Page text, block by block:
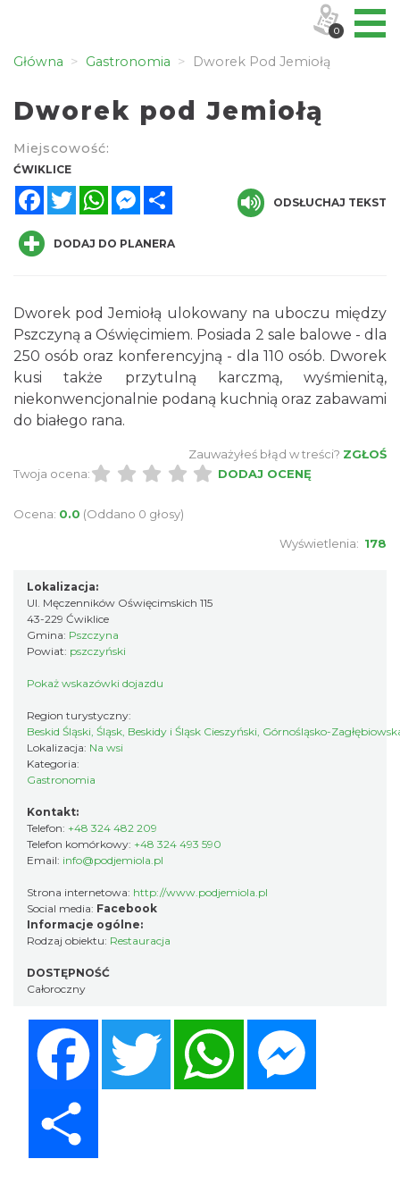
Główna Gastronomia Dworek Pod Jemiołą
Dworek pod Jemiołą
Miejscowość:
ĆWIKLICE
FacebookTwitterWhatsAppMessenger
ODSŁUCHAJ TEKST
DODAJ DO PLANERA
Dworek pod Jemiołą ulokowany na uboczu między
Pszczyną a Oświęcimiem. Posiada 2 sale balowe - dla
250 osób oraz konferencyjną - dla 110 osób. Dworek
kusi także przytulną karczmą, wyśmienitą,
niekonwencjonalnie podaną kuchnią oraz zabawami
do białego rana.
Zauważyłeś błąd w treści? ZGŁOŚ
Twoja ocena:
DODAJ OCENĘ
Ocena: 0.0 (Oddano 0 głosy)
Wyświetlenia: 178
Lokalizacja:
Ul. Męczenników Oświęcimskich 115
43-229 Ćwiklice
Gmina: Pszczyna
Powiat: pszczyński
Pokaż wskazówki dojazdu
Region turystyczny:
Beskid Śląski, Śląsk, Beskidy i Śląsk Cieszyński, Górnośląsko-
Lokalizacja: Na wsi
Kategoria:
Gastronomia
Kontakt:
Telefon: +48 324 482 209
Telefon komórkowy: +48 324 493 590
Email: info@podjemiola.pl
Strona internetowa: http://www.podjemiola.pl
Social media: Facebook
Informacje ogólne:
Rodzaj obiektu: Restauracja
DOSTĘPNOŚĆ
Całoroczny
Twitter WhatsApp
0